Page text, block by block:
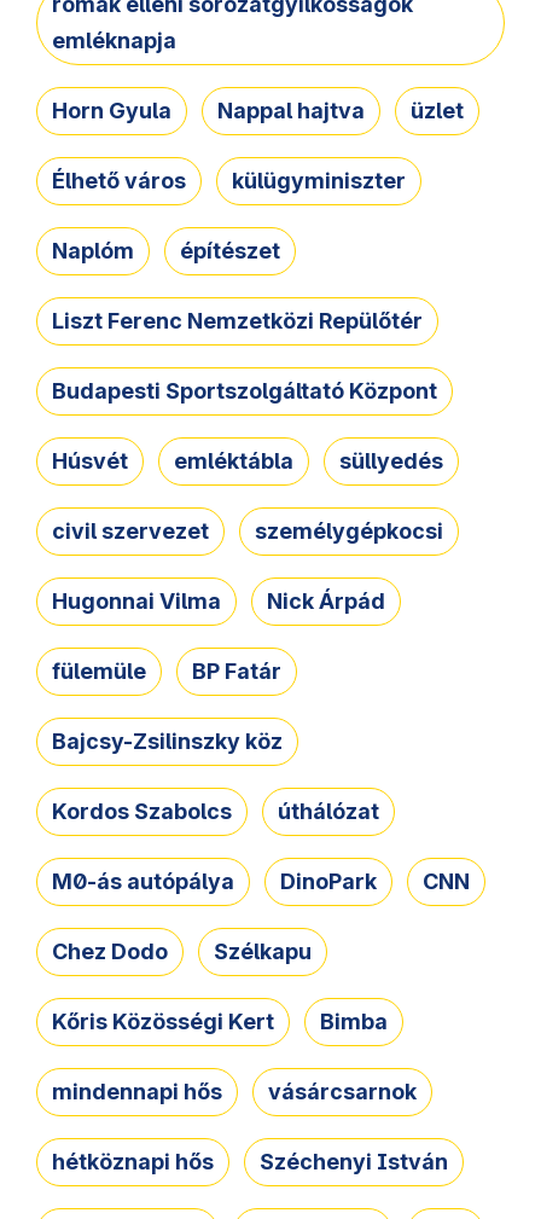
emléknapja
Horn Gyula Nappal hajtva üzlet
Élhető város külügyminiszter
Naplóm építészet
Liszt Ferenc Nemzetközi Repülőtér
Budapesti Sportszolgáltató Központ
Húsvét emléktábla süllyedés
civil szervezet személygépkocsi
Hugonnai Vilma Nick Árpád
fülemüle BP Fatár
Bajcsy-Zsilinszky köz
Kordos Szabolcs úthálózat
M0-ás autópálya DinoPark CNN
Chez Dodo Szélkapu
Kőris Közösségi Kert Bimba
mindennapi hős vásárcsarnok
hétköznapi hős Széchenyi István